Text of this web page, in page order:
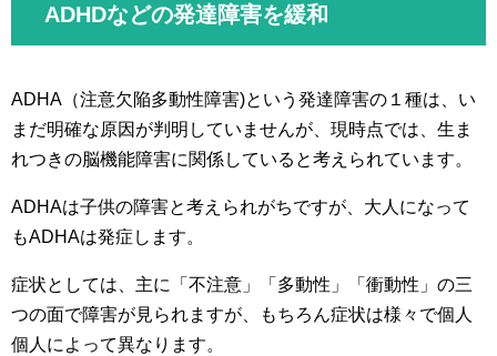
ADHDなどの発達障害を緩和
ADHA（注意欠陥多動性障害)という発達障害の１種は、い
まだ明確な原因が判明していませんが、現時点では、生ま
れつきの脳機能障害に関係していると考えられています。
ADHAは子供の障害と考えられがちですが、大人になって
もADHAは発症します。
症状としては、主に「不注意」「多動性」「衝動性」の三
つの面で障害が見られますが、もちろん症状は様々で個人
個人によって異なります。